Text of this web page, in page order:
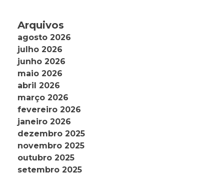
Arquivos
agosto 2026
julho 2026
junho 2026
maio 2026
abril 2026
março 2026
fevereiro 2026
janeiro 2026
dezembro 2025
novembro 2025
outubro 2025
setembro 2025